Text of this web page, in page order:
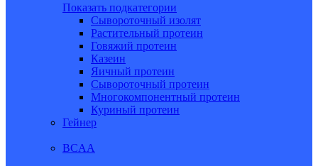
Показать подкатегории
Сывороточный изолят
Растительный протеин
Говяжий протеин
Казеин
Яичный протеин
Сывороточный протеин
Многокомпонентный протеин
Куриный протеин
Гейнер
BCAA